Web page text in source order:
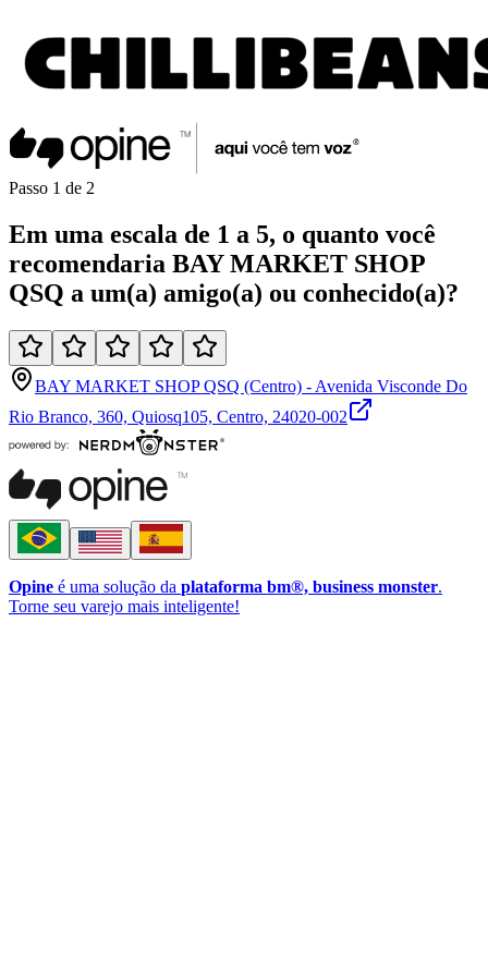
Passo 1 de 2
Em uma escala de 1 a 5, o quanto você
recomendaria BAY MARKET SHOP
QSQ a um(a) amigo(a) ou conhecido(a)?
BAY MARKET SHOP QSQ (Centro) - Avenida Visconde Do
Rio Branco, 360, Quiosq105, Centro, 24020-002
Opine é uma solução da plataforma bm®, business monster.
Torne seu varejo mais inteligente!